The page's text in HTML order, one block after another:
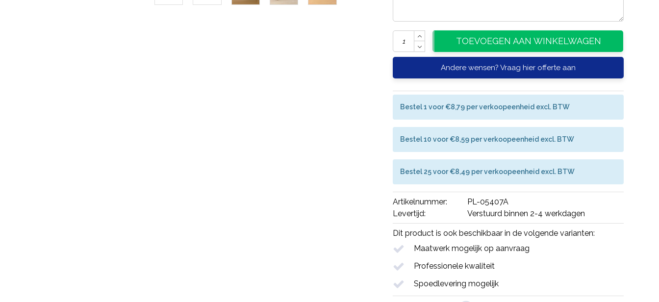
TOEVOEGEN AAN WINKELWAGEN
Andere wensen? Vraag hier offerte aan
Bestel 1 voor €8,79 per verkoopeenheid excl. BTW
Bestel 10 voor €8,59 per verkoopeenheid excl. BTW
Bestel 25 voor €8,49 per verkoopeenheid excl. BTW
Artikelnummer:
PL-05407A
Levertijd:
Verstuurd binnen 2-4 werkdagen
Dit product is ook beschikbaar in de volgende varianten:
Maatwerk mogelijk op aanvraag
Professionele kwaliteit
Spoedlevering mogelijk